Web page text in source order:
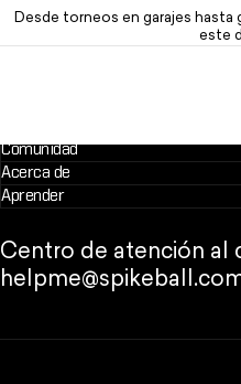
Desde torneos en garajes hasta
este
Comunidad
Acerca de
Aprender
Centro de atención al